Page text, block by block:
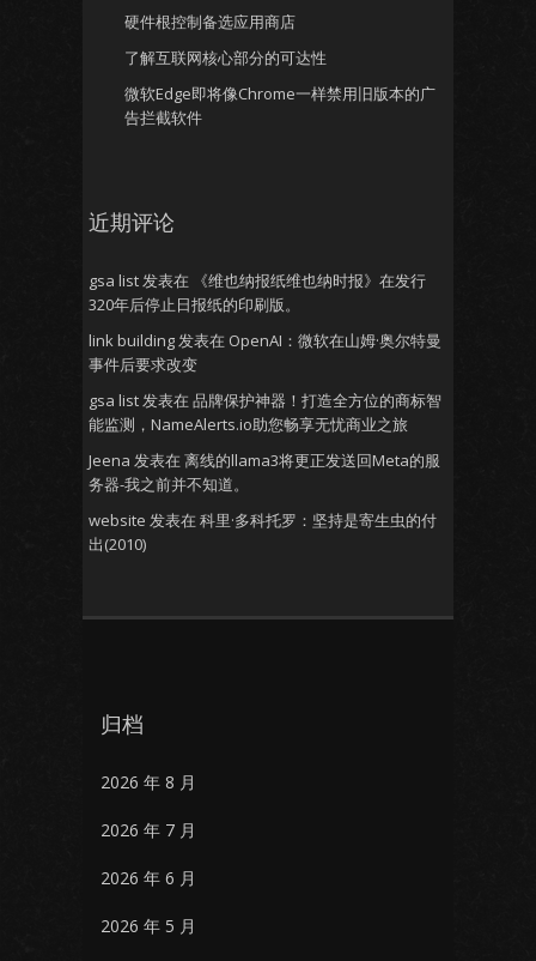
硬件根控制备选应用商店
了解互联网核心部分的可达性
微软Edge即将像Chrome一样禁用旧版本的广
告拦截软件
近期评论
gsa list发表在
《维也纳报纸维也纳时报》在发行
320年后停止日报纸的印刷版。
link building发表在 OpenAI：微软在山姆·奥尔特曼
事件后要求改变
gsa list发表在 品牌保护神器！打造全方位的商标智
能监测，NameAlerts.io助您畅享无忧商业之旅
Jeena 发表在 离线的llama3将更正发送回Meta的服
务器-我之前并不知道。
website 发表在 科里·多科托罗：坚持是寄生虫的付
出(2010)
归档
2026 年 8 月
2026 年 7 月
2026 年 6 月
2026 年 5 月